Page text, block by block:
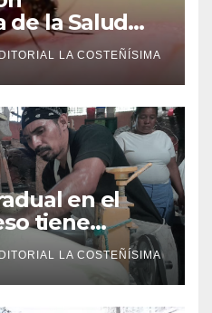
de la Salud
reforzar
aumento de
LA COSTEÑÍSIMA
en el
tiene
LA COSTEÑÍSIMA